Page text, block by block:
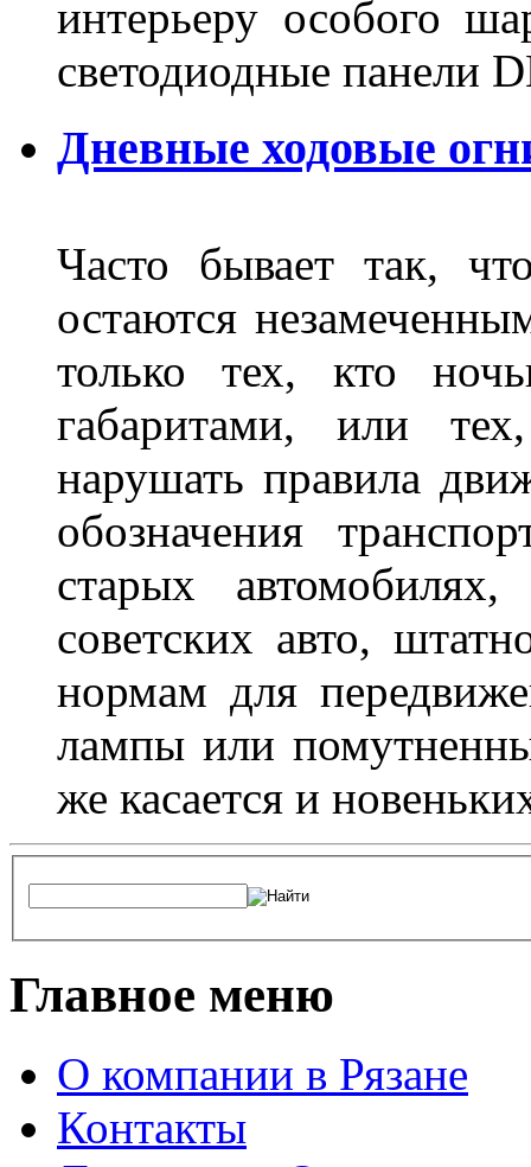
интерьеру особого
светодиодные панели
Дневные ходовые
Часто бывает так,
остаются
только тех, кто
габаритами, или
нарушать правила
обозначения
старых
советских авто,
нормам для
лампы или
же касается и
Главное меню
О компании в Рязане
Контакты